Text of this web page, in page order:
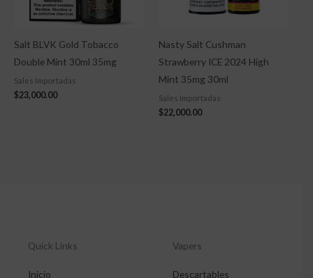
Salt BLVK Gold Tobacco
Double Mint 30ml 35mg
Sales Importadas
$23,000.00
Nasty Salt Cushman
Strawberry ICE 2024 High
Mint 35mg 30ml
Sales Importadas
$22,000.00
Quick Links
Inicio
Vapers
Descartables